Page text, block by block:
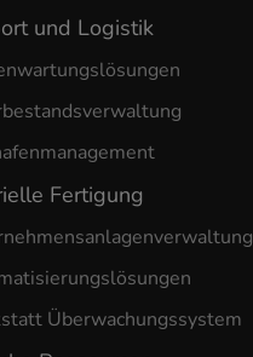
und Logistik
Fertigung
Überwachungssystem